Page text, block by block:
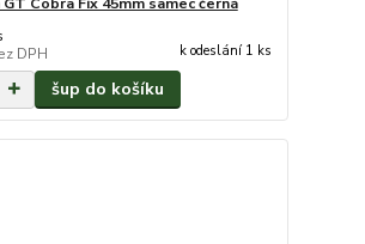
DPH k odeslání 1 ks
šup do košíku